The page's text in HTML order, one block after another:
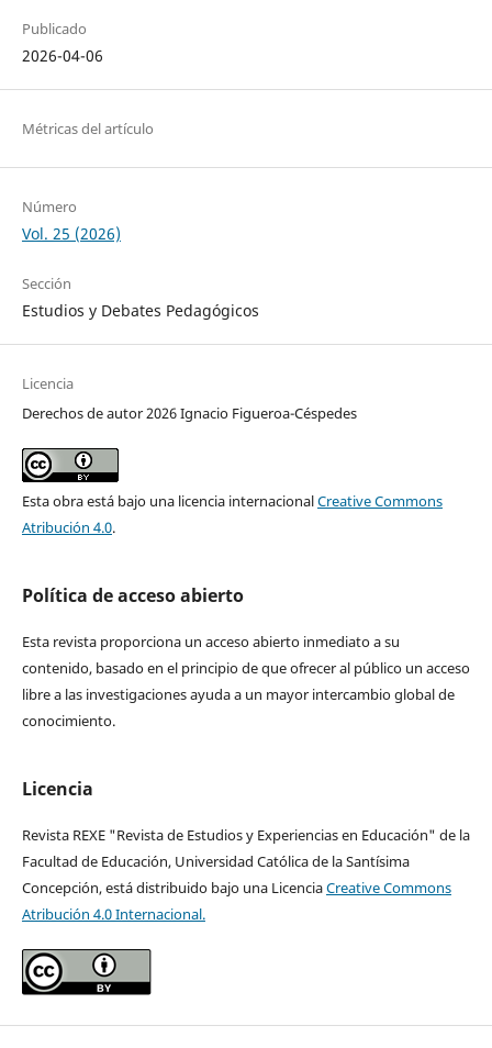
Publicado
2026-04-06
Métricas del artículo
Número
Vol. 25 (2026)
Sección
Estudios y Debates Pedagógicos
Licencia
Derechos de autor 2026 Ignacio Figueroa-Céspedes
Esta obra está bajo una licencia internacionalCreative Commons
Atribución 4.0.
Política de acceso abierto
Esta revista proporciona un acceso abierto inmediato a su
contenido, basado en el principio de que ofrecer al público un acceso
libre a las investigaciones ayuda a un mayor intercambio global de
conocimiento.
Licencia
Revista REXE "Revista de Estudios y Experiencias en Educación" de la
Facultad de Educación, Universidad Católica de la Santísima
Concepción, está distribuido bajo una LicenciaCreative Commons
Atribución 4.0 Internacional.